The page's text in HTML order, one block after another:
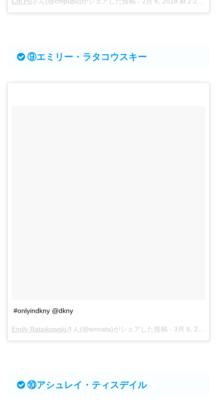
⑨エミリー・ラタコウスキー
#onlyindkny @dkny
Emily Ratajkowskiさん(@emrata)がシェアした投稿 - 3月 6, 2018 at 8:01午前 PST
⑩アシュレイ・ティスデイル